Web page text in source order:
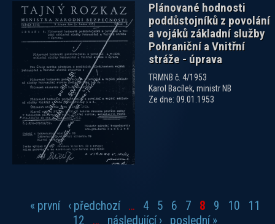
Plánované hodnosti
poddůstojníků z povolání
a vojáků základní služby
Pohraniční a Vnitřní
stráže - úprava
TRMNB č. 4/1953
Karol Bacílek, ministr NB
Ze dne: 09.01.1953
Stránky
« první ‹ předchozí … 4 5 6 7 8 9 10
11
12
… následující › poslední »